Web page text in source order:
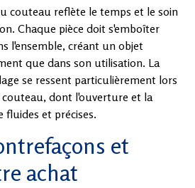
couteau reflète le temps et le soin
Chaque pièce doit s'emboîter
l'ensemble, créant un objet
que dans son utilisation. La
se ressent particulièrement lors
dont l'ouverture et la
et précises.
et
achat